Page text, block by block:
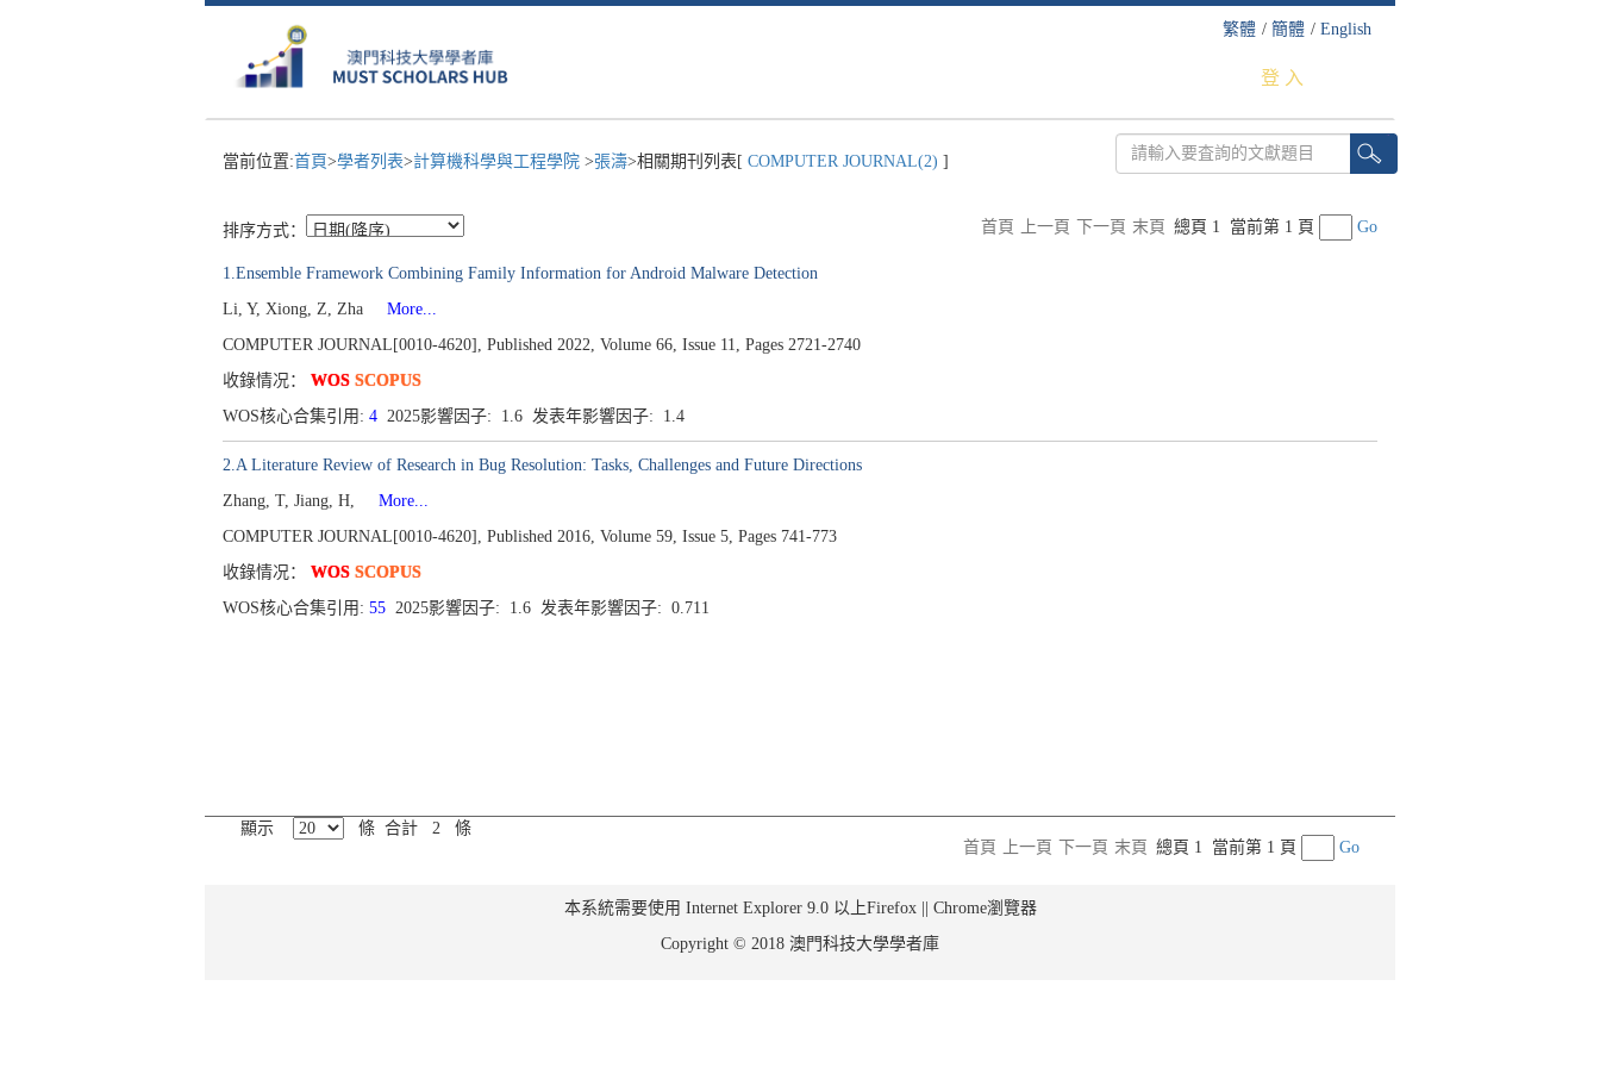
繁體 / 簡體 / English
登 入
當前位置:首頁>學者列表>計算機科學與工程學院 >張濤>相關期刊列表[ COMPUTER JOURNAL(2) ]
排序方式： 首頁 上一頁 下一頁 末頁 總頁 1 當前第 1 頁 Go
1.Ensemble Framework Combining Family Information for Android Malware Detection
Li, Y, Xiong, Z, Zha
More...
COMPUTER JOURNAL[0010-4620], Published 2022, Volume 66, Issue 11, Pages 2721-2740
收錄情况： WOS SCOPUS
WOS核心合集引用: 4 2025影響因子: 1.6 发表年影響因子: 1.4
2.A Literature Review of Research in Bug Resolution: Tasks, Challenges and Future Directions
Zhang, T, Jiang, H,
More...
COMPUTER JOURNAL[0010-4620], Published 2016, Volume 59, Issue 5, Pages 741-773
收錄情况： WOS SCOPUS
WOS核心合集引用: 55 2025影響因子: 1.6 发表年影響因子: 0.711
顯示
條 合計 2 條
首頁
上一頁 下一頁 末頁 總頁 1 當前第 1 頁 Go
本系統需要使用 Internet Explorer 9.0 以上Firefox || Chrome瀏覽器
Copyright © 2018 澳門科技大學學者庫